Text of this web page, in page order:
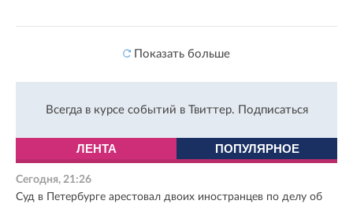
Показать больше
Всегда в курсе событий в Твиттер. Подписаться
ЛЕНТА ПОПУЛЯРНОЕ
Сегодня, 21:26
Суд в Петербурге арестовал двоих иностранцев по делу об